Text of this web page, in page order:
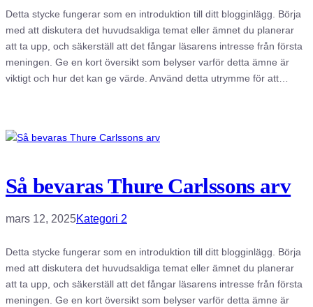
Detta stycke fungerar som en introduktion till ditt blogginlägg. Börja
med att diskutera det huvudsakliga temat eller ämnet du planerar
att ta upp, och säkerställ att det fångar läsarens intresse från första
meningen. Ge en kort översikt som belyser varför detta ämne är
viktigt och hur det kan ge värde. Använd detta utrymme för att…
Så bevaras Thure Carlssons arv
mars 12, 2025Kategori 2
Detta stycke fungerar som en introduktion till ditt blogginlägg. Börja
med att diskutera det huvudsakliga temat eller ämnet du planerar
att ta upp, och säkerställ att det fångar läsarens intresse från första
meningen. Ge en kort översikt som belyser varför detta ämne är